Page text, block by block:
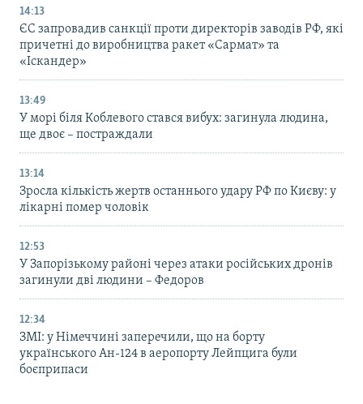
14:13
ЄС запровадив санкції проти директорів заводів РФ, які
причетні до виробництва ракет «Сармат» та
«Іскандер»
13:49
У морі біля Коблевого стався вибух: загинула людина,
ще двоє – постраждали
13:14
Зросла кількість жертв останнього удару РФ по Києву: у
лікарні помер чоловік
12:53
У Запорізькому районі через атаки російських дронів
загинули дві людини – Федоров
12:34
ЗМІ: у Німеччині заперечили, що на борту
українського Ан-124 в аеропорту Лейпцига були
боєприпаси